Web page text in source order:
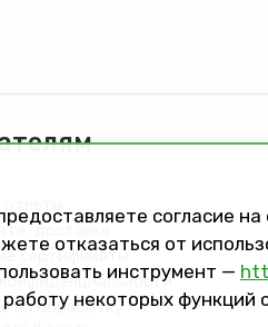
доставка
сертификаты
на обработку
согласие
отказаться от
инструмент —
некоторых функций